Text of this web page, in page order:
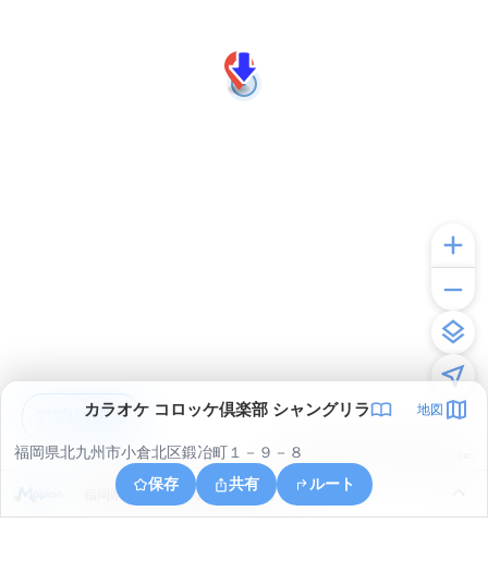
© ONE COMPATH © GeoTechnologies Inc.
カラオケ コロッケ倶楽部 シャングリラ 地図
福岡県北九州市小倉北区鍛冶町１－９－８
保存
共有 ルート
福岡県北九州市門司区小森江２丁目１
アプリで見る